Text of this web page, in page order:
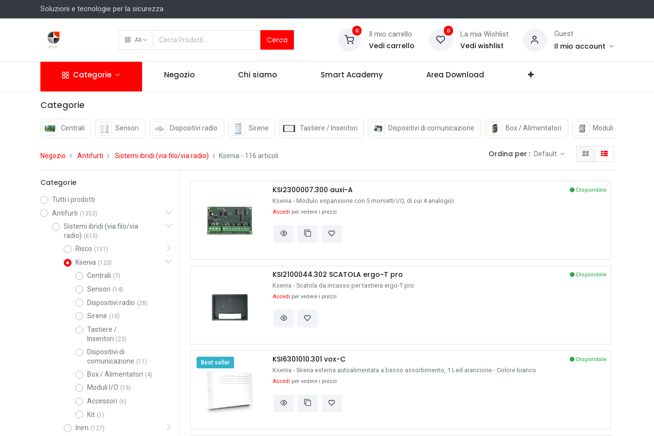
Soluzioni e tecnologie per la sicurezza
All Cerca
0 Il mio carrello
Vedi carrello
0 La mia Wishlist
Vedi wishlist
Guest
Il mio account
Categorie Negozio Chi siamo Smart Academy Area Download
Categorie
Centrali Sensori Dispositivi radio Sirene Tastiere / Inseritori Dispositivi di comunicazione Box / Alimentatori Moduli I/O
Negozio Antifurti Sistemi ibridi (via filo/via radio) Ksenia - 116 articoli Ordina per : Default
Categorie
Tutti i prodotti
Antifurti (1353)
Sistemi ibridi (via filo/via
radio) (615)
Risco (151)
Ksenia (123)
Centrali (7)
Sensori (14)
Dispositivi radio (28)
Sirene (10)
Tastiere /
Inseritori (23)
Dispositivi di
comunicazione (11)
Box / Alimentatori (4)
Moduli I/O (19)
Accessori (6)
Kit (1)
Inim (127)
KSI2300007.300 auxi-A Disponibile
Ksenia - Modulo espansione con 5 morsetti I/O, di cui 4 analogici
Accedi per vedere i prezzi
KSI2100044.302 SCATOLA ergo-T pro Disponibile
Ksenia - Scatola da incasso per tastiera ergo-T pro
Accedi per vedere i prezzi
KSI6301010.301 vox-C Disponibile
Ksenia - Sirena esterna autoalimentata a basso assorbimento, 1 Led arancione - Colore bianco
Accedi per vedere i prezzi
Best seller